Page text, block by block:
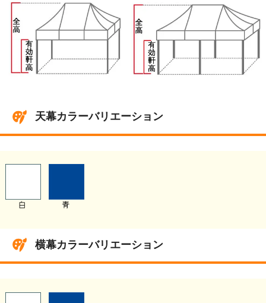
天幕カラーバリエーション
横幕カラーバリエーション